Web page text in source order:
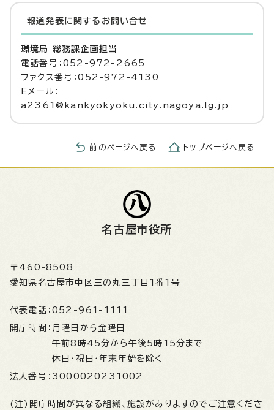
報道発表に関するお問い合せ
環境局 総務課企画担当
電話番号：052-972-2665
ファクス番号：052-972-4130
Eメール：
a2361@kankyokyoku.city.nagoya.lg.jp
前のページへ戻る トップページへ戻る
名古屋市役所
〒460-8508
愛知県名古屋市中区三の丸三丁目1番1号
代表電話： 052-961-1111
開庁時間： 月曜日から金曜日
午前8時45分から午後5時15分まで
休日・祝日・年末年始を除く
法人番号： 3000020231002
(注)開庁時間が異なる組織、施設がありますのでご注意くださ